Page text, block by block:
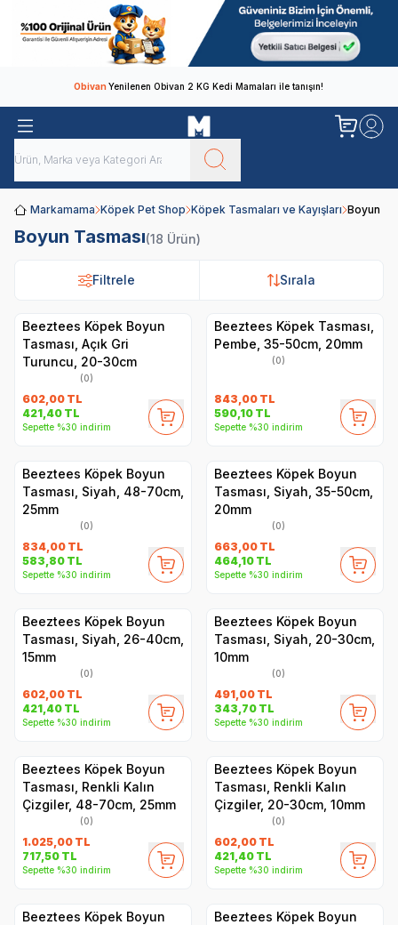
ObivanYenilenen Obivan 2 KG Kedi Mamaları ile tanışın!
Markamama Köpek Pet Shop Köpek Tasmaları ve Kayışları Boyun
Boyun Tasması(18 Ürün)
Filtrele Sırala
Filtrele Sırala
Beeztees Köpek Boyun
Tasması, Açık Gri
Turuncu, 20-30cm
(0)
602,00 TL
421,40 TL
Sepette %30 indirim
Beeztees Köpek Tasması,
Pembe, 35-50cm, 20mm
(0)
843,00 TL
590,10 TL
Sepette %30 indirim
Beeztees Köpek Boyun
Tasması, Siyah, 48-70cm,
25mm
(0)
834,00 TL
583,80 TL
Sepette %30 indirim
Beeztees Köpek Boyun
Tasması, Siyah, 35-50cm,
20mm
(0)
663,00 TL
464,10 TL
Sepette %30 indirim
Beeztees Köpek Boyun
Tasması, Siyah, 26-40cm,
15mm
(0)
602,00 TL
421,40 TL
Sepette %30 indirim
Beeztees Köpek Boyun
Tasması, Siyah, 20-30cm,
10mm
(0)
491,00 TL
343,70 TL
Sepette %30 indirim
Beeztees Köpek Boyun
Tasması, Renkli Kalın
Çizgiler, 48-70cm, 25mm
(0)
1.025,00 TL
717,50 TL
Sepette %30 indirim
Beeztees Köpek Boyun
Tasması, Renkli Kalın
Çizgiler, 20-30cm, 10mm
(0)
602,00 TL
421,40 TL
Sepette %30 indirim
Beeztees Köpek Boyun
Beeztees Köpek Boyun